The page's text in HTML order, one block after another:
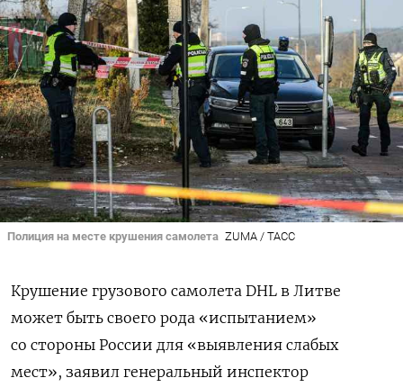
Полиция на месте крушения самолета ZUMA / ТАСС
Крушение грузового самолета DHL в Литве
может быть своего рода «испытанием»
со стороны России для «выявления слабых
мест», заявил генеральный инспектор